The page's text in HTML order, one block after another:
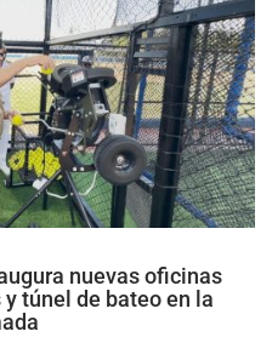
nuevas oficinas
túnel de bateo en la